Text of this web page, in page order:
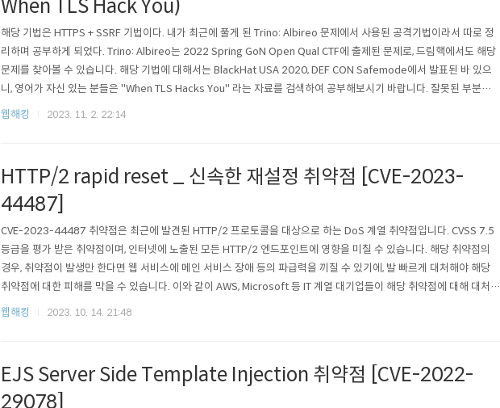
When TLS Hack You)
해당 기법은 HTTPS + SSRF 기법이다. 내가 최근에 풀게 된 Trino: Albireo 문제에서 사용된 공격기법이라서 따로 정
리하며 공부하게 되었다. Trino: Albireo는 2022 Spring GoN Open Qual CTF에 출제된 문제로, 드림핵에서도 해당
문제를 찾아볼 수 있습니다. 해당 기법에 대해서는 BlackHat USA 2020, DEF CON Safemode에서 발표된 바 있으
니, 영어가 자신 있는 분들은 "When TLS Hacks You" 라는 자료를 검색하여 공부해보시기 바랍니다. 잘못된 부분이
있다면 댓글로 또는 디스코드(one3147)로 연락바랍니다. TLS Poisoning을 공부하기 전 ... 먼저 해당 기법을 공부하
웹해킹 2023. 11. 2. 22:14
HTTP/2 rapid reset _ 신속한 재설정 취약점 [CVE-2023-
44487]
CVE-2023-44487 취약점은 최근에 발견된 HTTP/2 프로토콜을 대상으로 하는 DoS 계열 취약점입니다. CVSS 7.5
등급을 평가 받은 취약점이며, 인터넷에 노출된 모든 HTTP/2 엔드포인트에 영향을 미칠 수 있습니다. 해당 취약점의
경우, 취약점이 발생만 한다면 웹 서비스에 메인 서비스 장애 등의 파급력을 끼칠 수 있기에, 발 빠르게 대처해야 해당
취약점에 대한 피해를 막을 수 있습니다. 이와 같이 AWS, Microsoft 등 IT 계열 대기업들이 해당 취약점에 대해 대처하
고 취약점의 위험성, 발생원리 ,테스트 방법등을 알리는 것을 확인할 수 있습니다. https://github.com/bcdannyboy/
웹해킹 2023. 10. 14. 21:48
EJS Server Side Template Injection 취약점 [CVE-2022-
29078]